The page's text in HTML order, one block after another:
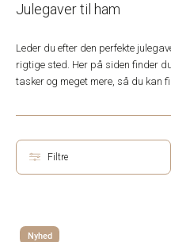
Julegaver til ham
Leder du efter den perfekte
rigtige sted. Her på siden finder
tasker og meget mere, så du kan
Filtre
Nyhed